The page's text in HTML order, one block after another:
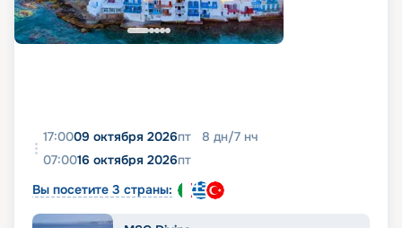
17:0009 октября 2026пт 8 дн/7 нч
07:0016 октября 2026пт
Вы посетите 3 страны: